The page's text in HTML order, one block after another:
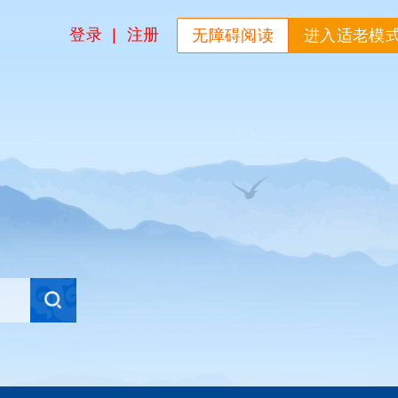
进入适老模
无障碍阅读
注册
登录